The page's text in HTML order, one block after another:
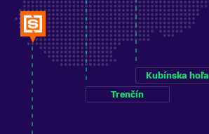
Trenčín
Kubínska hoľa